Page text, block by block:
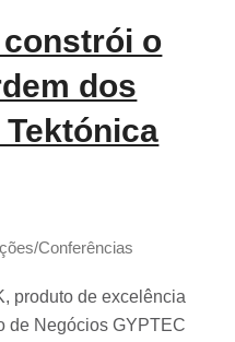
o
dos
Conferências
produto de excelência
de Negócios GYPTEC